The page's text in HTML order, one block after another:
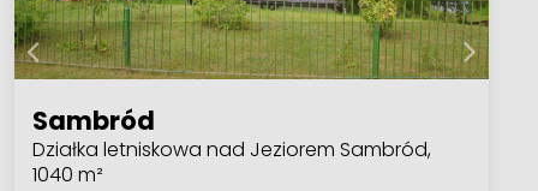
Sambród
Działka letniskowa nad Jeziorem Sambród,
1040 m²